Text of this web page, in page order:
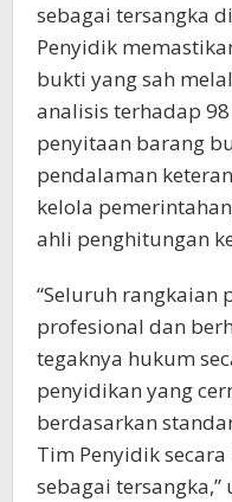
sebagai tersangka
Penyidik
bukti yang sah
analisis terhadap
penyitaan barang
pendalaman
kelola
ahli penghitungan
“Seluruh rangkaian
profesional dan
tegaknya hukum
penyidikan yang
berdasarkan
Tim Penyidik secara
sebagai tersangka,”